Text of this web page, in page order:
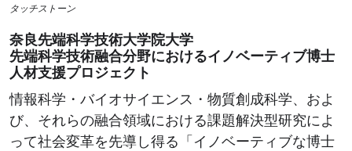
タッチストーン
奈良先端科学技術大学院大学
先端科学技術融合分野におけるイノベーティブ博士
人材支援プロジェクト
情報科学・バイオサイエンス・物質創成科学、およ
び、それらの融合領域における課題解決型研究によ
って社会変革を先導し得る「イノベーティブな博士